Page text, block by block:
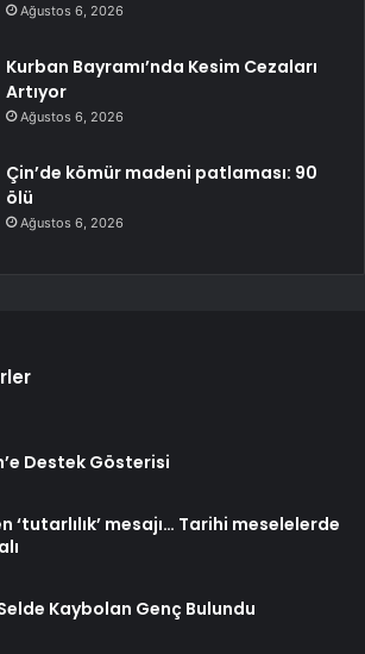
Ağustos 6, 2026
Kurban Bayramı’nda Kesim Cezaları
Artıyor
Ağustos 6, 2026
Çin’de kömür madeni patlaması: 90
ölü
Ağustos 6, 2026
Destek Gösterisi
‘tutarlılık’ mesajı… Tarihi meselelerde
Kaybolan Genç Bulundu